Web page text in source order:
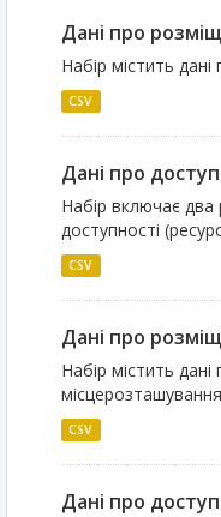
Дані про
Набір містить
CSV
Дані про
Набір включає два
доступності
CSV
Дані про
Набір містить
CSV
Дані про